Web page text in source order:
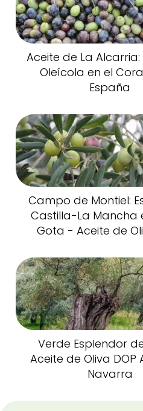
Aceite de La
Oleícola en el
España
Campo de Montiel:
Castilla-La Mancha
Gota - Aceite de
Verde Esplendor
Aceite de Oliva DOP
Navarra